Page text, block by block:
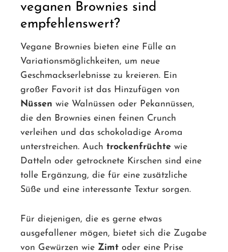
veganen Brownies sind
empfehlenswert?
Vegane Brownies bieten eine Fülle an
Variationsmöglichkeiten, um neue
Geschmackserlebnisse zu kreieren. Ein
großer Favorit ist das Hinzufügen von
Nüssen wie Walnüssen oder Pekannüssen,
die den Brownies einen feinen Crunch
verleihen und das schokoladige Aroma
unterstreichen. Auch trockenfrüchte wie
Datteln oder getrocknete Kirschen sind eine
tolle Ergänzung, die für eine zusätzliche
Süße und eine interessante Textur sorgen.
Für diejenigen, die es gerne etwas
ausgefallener mögen, bietet sich die Zugabe
von Gewürzen wie Zimt oder eine Prise